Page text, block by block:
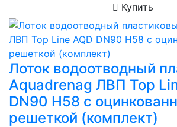
Купить
Лоток водоотводный
Aquadrenag ЛВП Top
DN90 H58 с
решеткой (комплект)